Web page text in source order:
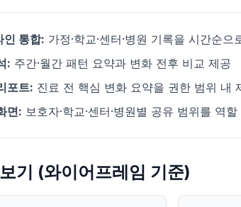
인 통합: 가정·학교·센터·병원 기록을 시간순
: 주간·월간 패턴 요약과 변화 전후 비교 제공
포트: 진료 전 핵심 변화 요약을 권한 범위 내
면: 보호자·학교·센터·병원별 공유 범위를 역
기 (와이어프레임 기준)